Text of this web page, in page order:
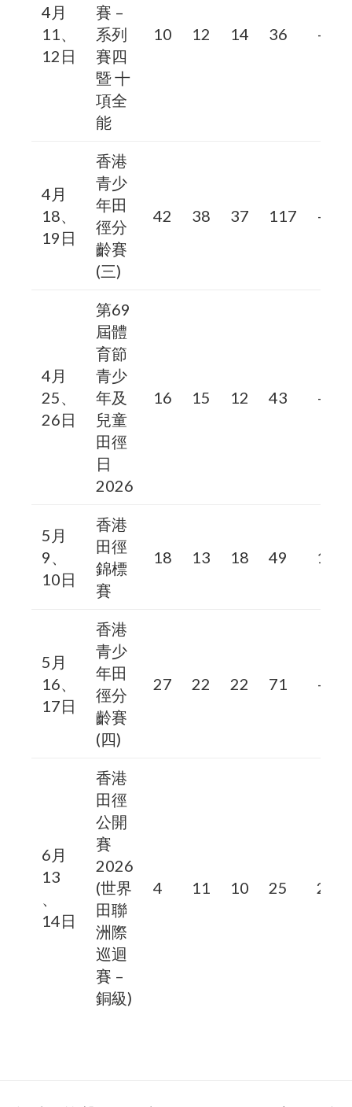
4月
11、
12日
賽 –
系列
賽四
暨 十
項全
能
10 12 14 36 –
4月
18、
19日
香港
青少
年田
徑分
齡賽
(三)
42 38 37 117 –
4月
25、
26日
第69
屆體
育節
青少
年及
兒童
田徑
日
2026
16 15 12 43 –
5月
9、
10日
香港
田徑
錦標
賽
18 13 18 49 1
5月
16、
17日
香港
青少
年田
徑分
齡賽
(四)
27 22 22 71 –
6月
13
、
14日
香港
田徑
公開
賽
2026
(世界
田聯
洲際
巡迴
賽 –
銅級)
4 11 10 25 2